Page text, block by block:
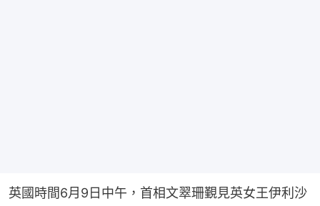
英國時間6月9日中午，首相文翠珊覲見英女王伊利沙